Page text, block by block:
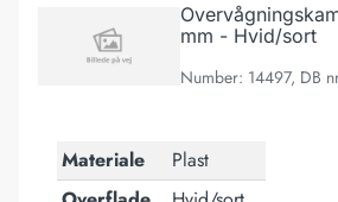
mm - Hvid/sort
Number: 14497, DB
Materiale
Plast